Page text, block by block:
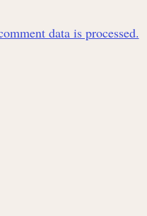
data is processed.